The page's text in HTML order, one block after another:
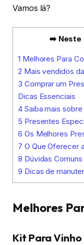
Vamos lá?
➡️ Neste
1 Melhores Para
2 Mais vendidos
3 Comprar um
Dicas Essenciais
4Saiba mais sobre
5 Presentes
6 Os Melhores
7 O Que Oferecer
8 Dúvidas Comuns
9 Dicas de
Melhores
Kit Para Vinho